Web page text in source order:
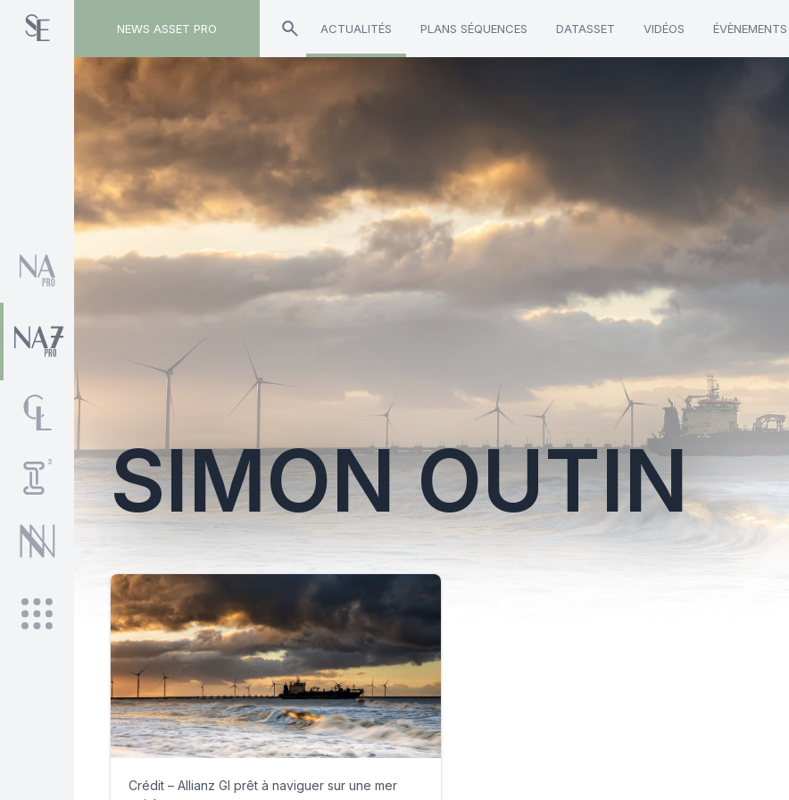
NEWS ASSET PRO ACTUALITÉS PLANS SÉQUENCES DATASSET VIDÉOS ÉVÈNEMENTS
Toute l'actualité sur le tag "Simon Outin"
SIMON OUTIN
Crédit – Allianz GI prêt à naviguer sur une mer